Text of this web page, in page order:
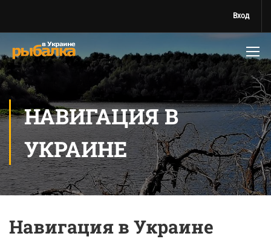
Вход
НАВИГАЦИЯ В
УКРАИНЕ
Навигация в Украине